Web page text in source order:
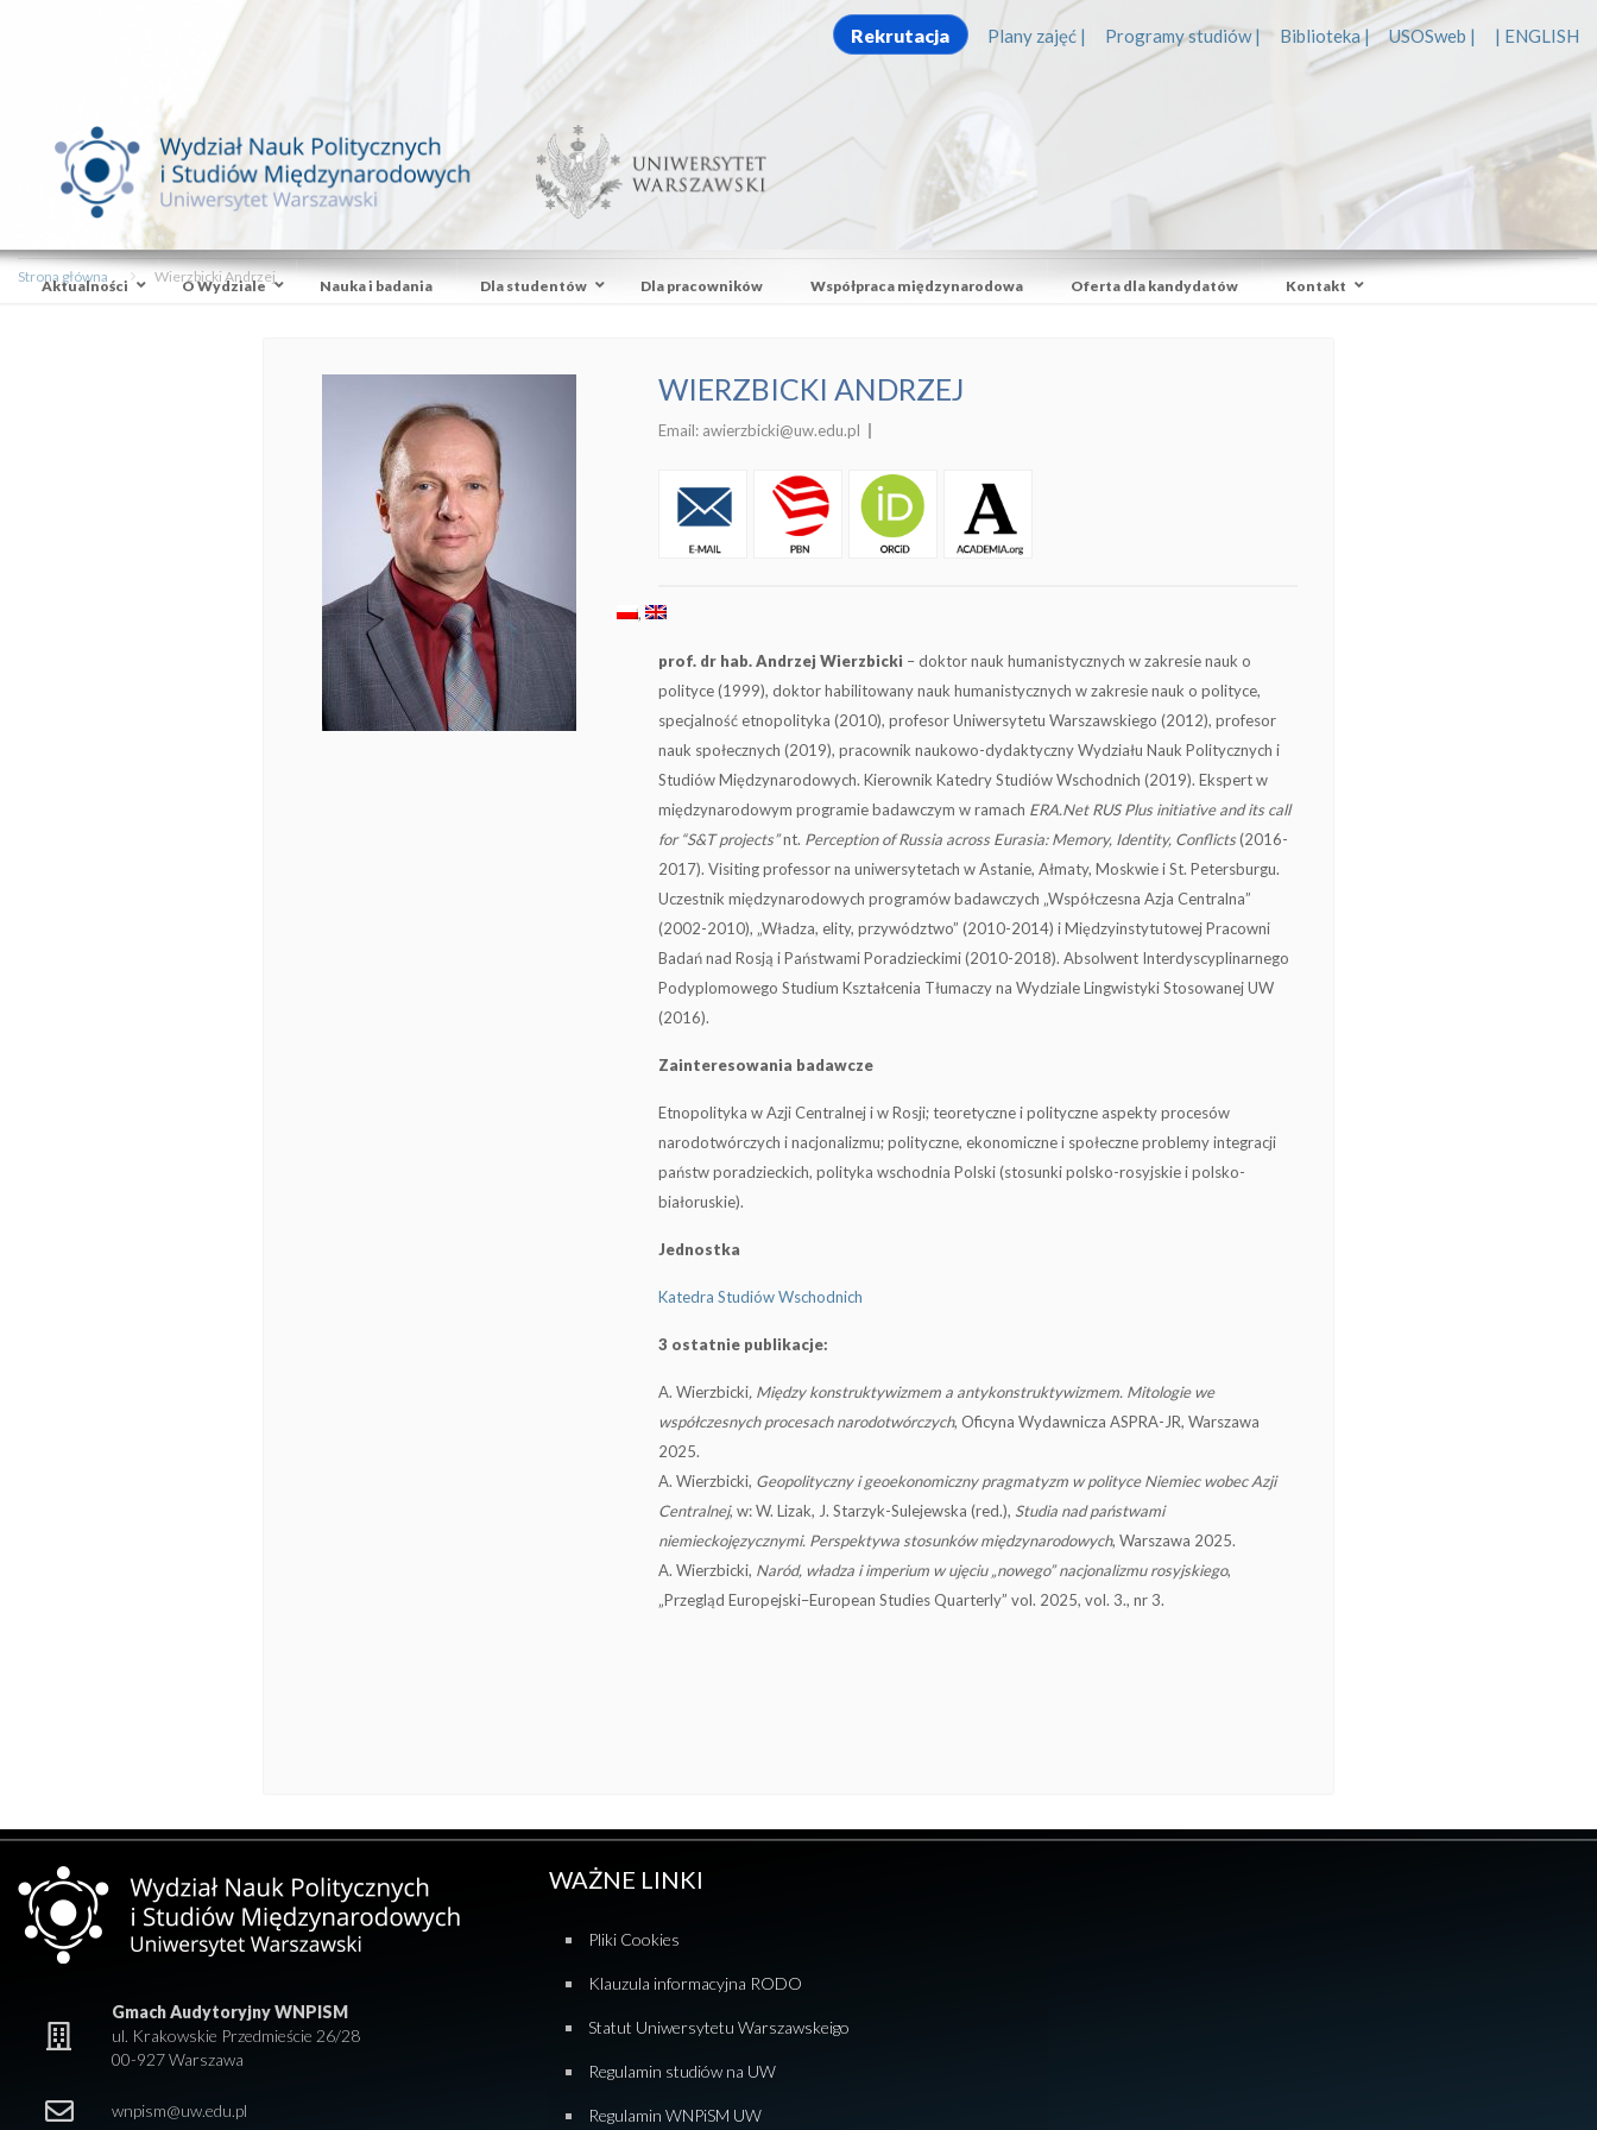
Rekrutacja Plany zajęć | Programy studiów | Biblioteka | USOSweb | | ENGLISH
Aktualności O Wydziale Nauka i badania Dla studentów Dla pracowników Współpraca międzynarodowa Oferta dla kandydatów Kontakt
Strona główna Wierzbicki Andrzej
WIERZBICKI ANDRZEJ
Email: awierzbicki@uw.edu.pl
prof. dr hab. Andrzej Wierzbicki – doktor nauk humanistycznych w zakresie nauk o
polityce (1999), doktor habilitowany nauk humanistycznych w zakresie nauk o polityce,
specjalność etnopolityka (2010), profesor Uniwersytetu Warszawskiego (2012), profesor
nauk społecznych (2019), pracownik naukowo-dydaktyczny Wydziału Nauk Politycznych i
Studiów Międzynarodowych. Kierownik Katedry Studiów Wschodnich (2019). Ekspert w
międzynarodowym programie badawczym w ramach ERA.Net RUS Plus initiative and its call
for “S&T projects”nt. Perception of Russia across Eurasia: Memory, Identity, Conflicts(2016-
2017). Visiting professor na uniwersytetach w Astanie, Ałmaty, Moskwie i St. Petersburgu.
Uczestnik międzynarodowych programów badawczych „Współczesna Azja Centralna”
(2002-2010), „Władza, elity, przywództwo” (2010-2014) i Międzyinstytutowej Pracowni
Badań nad Rosją i Państwami Poradzieckimi (2010-2018). Absolwent Interdyscyplinarnego
Podyplomowego Studium Kształcenia Tłumaczy na Wydziale Lingwistyki Stosowanej UW
(2016).
Zainteresowania badawcze
Etnopolityka w Azji Centralnej i w Rosji; teoretyczne i polityczne aspekty procesów
narodotwórczych i nacjonalizmu; polityczne, ekonomiczne i społeczne problemy integracji
państw poradzieckich, polityka wschodnia Polski (stosunki polsko-rosyjskie i polsko-
białoruskie).
Jednostka
Katedra Studiów Wschodnich
3 ostatnie publikacje:
A. Wierzbicki, Między konstruktywizmem a antykonstruktywizmem. Mitologie we
współczesnych procesach narodotwórczych, Oficyna Wydawnicza ASPRA-JR, Warszawa
2025.
A. Wierzbicki, Geopolityczny i geoekonomiczny pragmatyzm w polityce Niemiec wobec Azji
Centralnej, w: W. Lizak, J. Starzyk-Sulejewska (red.), Studia nad państwami
niemieckojęzycznymi. Perspektywa stosunków międzynarodowych, Warszawa 2025.
A. Wierzbicki, Naród, władza i imperium w ujęciu „nowego” nacjonalizmu rosyjskiego,
„Przegląd Europejski–European Studies Quarterly” vol. 2025, vol. 3., nr 3.
Gmach Audytoryjny WNPISM
ul. Krakowskie Przedmieście 26/28
00-927 Warszawa
wnpism@uw.edu.pl
WAŻNE LINKI
Pliki Cookies
Klauzula informacyjna RODO
Statut Uniwersytetu Warszawskeigo
Regulamin studiów na UW
Regulamin WNPiSM UW